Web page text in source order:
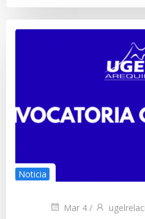
Noticia
Mar 4 /